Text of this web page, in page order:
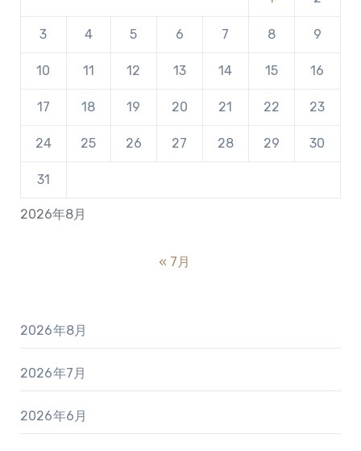
2026年8月
3 4 5 6 7 8 9
10 11 12 13 14 15 16
17 18 19 20 21 22 23
24 25 26 27 28 29 30
31
« 7月
2026年8月
2026年7月
2026年6月